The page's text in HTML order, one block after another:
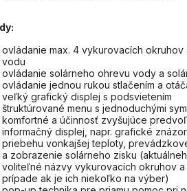
ovládanie max. 4 vykurovacích okruhov
vodu
ovládanie solárneho ohrevu vody a
ovládanie jednou rukou stlačením a
veľký grafický displej s podsvietením
štruktúrované menu s jednoduchými
komfortné a účinnosť zvyšujúce
informačný displej, napr. grafické
priebehu vonkajšej teploty,
a zobrazenie solárneho zisku
voliteľné názvy vykurovacích okruhov
prípade ak je ich niekoľko na výber)